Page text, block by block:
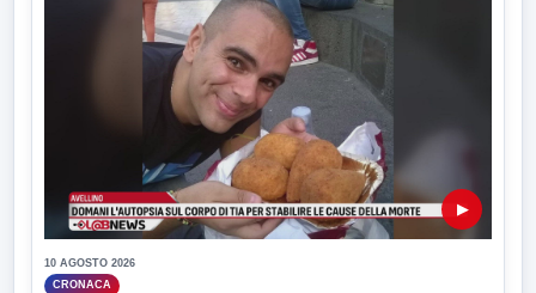
▶
10 AGOSTO 2026
CRONACA